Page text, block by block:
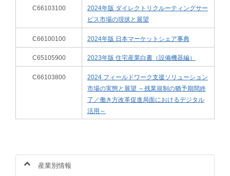
C66103100
2024年版 ダイレクトリクルーティングサー
ビス市場の現状と展望
C66100100 2024年版 日本マーケットシェア事典
C65105900 2023年版 住宅産業白書（設備機器編）
C66103800
2024 フィールドワーク支援ソリューション
市場の実態と展望 ～残業規制の猶予期間終
了／働き方改革促進局面におけるデジタル
活用～
産業別情報